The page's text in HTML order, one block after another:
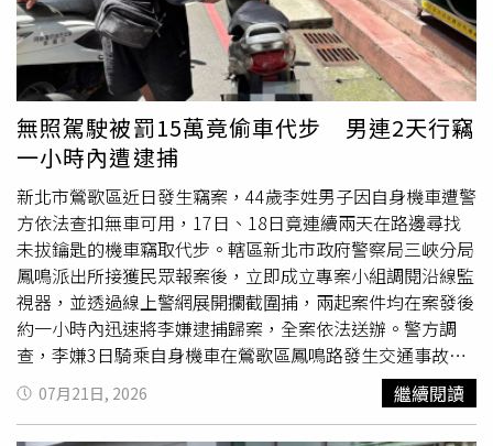
無照駕駛被罰15萬竟偷車代步 男連2天行竊
一小時內遭逮捕
新北市鶯歌區近日發生竊案，44歲李姓男子因自身機車遭警
方依法查扣無車可用，17日、18日竟連續兩天在路邊尋找
未拔鑰匙的機車竊取代步。轄區新北市政府警察局三峽分局
鳳鳴派出所接獲民眾報案後，立即成立專案小組調閱沿線監
視器，並透過線上警網展開攔截圍捕，兩起案件均在案發後
約一小時內迅速將李嫌逮捕歸案，全案依法送辦。警方調
查，李嫌3日騎乘自身機車在鶯歌區鳳鳴路發生交通事故，
遭員警到場後發現他無照駕駛，除依法開立舉發單外，並執
行車輛及牌照查扣處分，李嫌於16日領回車輛，卻持續無照
07月21日, 2026 繼續閱讀